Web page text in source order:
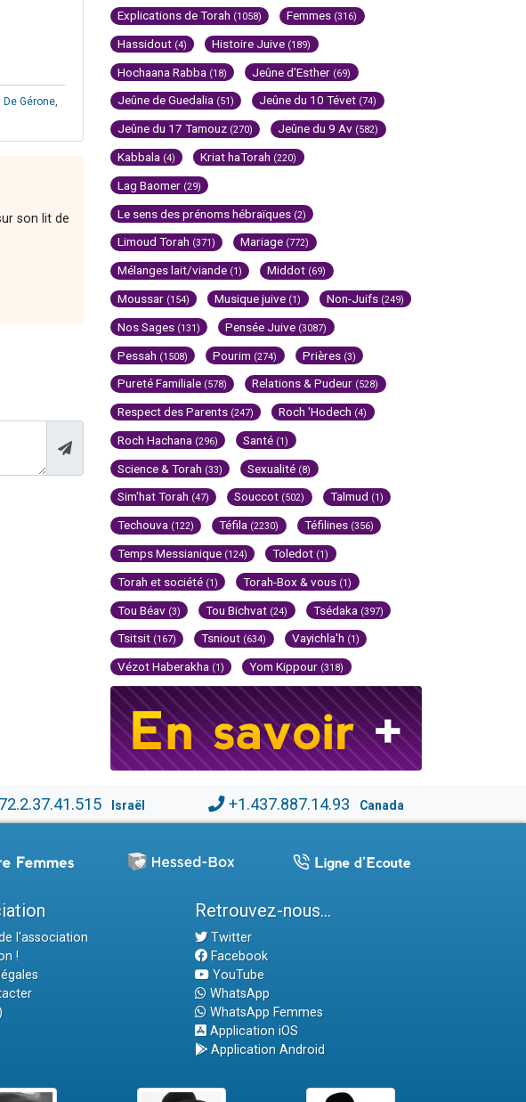
Gérone
son lit de
Explications de Torah (1058) Femmes (316)
Hassidout (4) Histoire Juive (189)
Hochaana Rabba (18) Jeûne d'Esther (69)
Jeûne de Guedalia (51) Jeûne du 10 Tévet (74)
Jeûne du 17 Tamouz (270) Jeûne du 9 Av (582)
Kabbala (4) Kriat haTorah (220)
Lag Baomer (29)
Le sens des prénoms hébraïques (2)
Limoud Torah (371) Mariage (772)
Mélanges lait/viande (1) Middot (69)
Moussar (154) Musique juive (1) Non-Juifs (249)
Nos Sages (131) Pensée Juive (3087)
Pessah (1508) Pourim (274) Prières (3)
Pureté Familiale (578) Relations & Pudeur (528)
Respect des Parents (247) Roch 'Hodech (4)
Roch Hachana (296) Santé (1)
Science & Torah (33) Sexualité (8)
Sim'hat Torah (47) Souccot (502) Talmud (1)
Techouva (122) Téfila (2230) Téfilines (356)
Temps Messianique (124) Toledot (1)
Torah et société (1) Torah-Box & vous (1)
Tou Béav (3) Tou Bichvat (24) Tsédaka (397)
Tsitsit (167) Tsniout (634) Vayichla'h (1)
Vézot Haberakha (1) Yom Kippour (318)
Israël +1.437.887.14.93 Canada
l'association
!
Retrouvez-nous...
Twitter
Facebook
YouTube
WhatsApp
WhatsApp Femmes
Application iOS
Application Android